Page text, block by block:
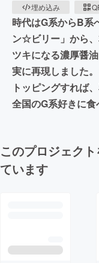
埋め込み
時代はG系からB系
ン☆ビリー」から
ツキになる濃厚醤
実に再現しました
トッピングすれば
全国のG系好きに食
このプロジェク
ています